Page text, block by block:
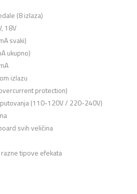
(8 izlaza)
18V
svaki)
ukupno)
izlazu
protection)
putovanja (110-120V / 220-240V)
svih veličina
razne tipove efekata